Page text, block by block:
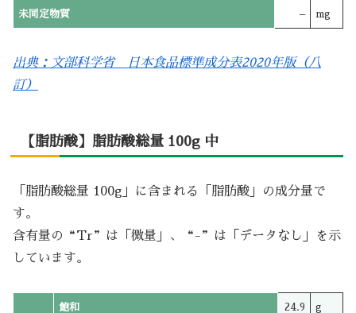
未同定物質 – mg
出典：文部科学省 日本食品標準成分表2020年版（八
訂）
【脂肪酸】脂肪酸総量 100g 中
「脂肪酸総量 100g」に含まれる「脂肪酸」の成分量で
す。
含有量の“Tr”は「微量」、“-”は「データなし」を示
しています。
飽和 24.9 g